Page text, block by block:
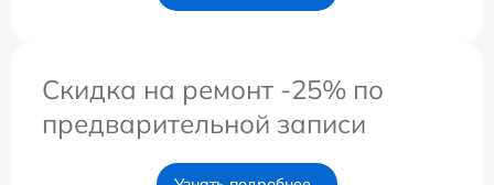
Скидка на ремонт -25% по
предварительной записи